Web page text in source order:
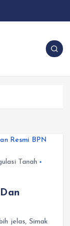
Tanah
jelas, Simak